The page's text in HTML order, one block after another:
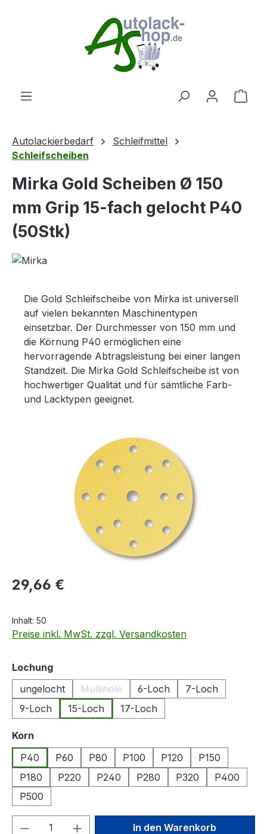
Autolackierbedarf
Schleifmittel
Schleifscheiben
Mirka Gold Scheiben Ø 150
mm Grip 15-fach gelocht P40
(50Stk)
Die Gold Schleifscheibe von Mirka ist universell
auf vielen bekannten Maschinentypen
einsetzbar. Der Durchmesser von 150 mm und
die Körnung P40 ermöglichen eine
hervorragende Abtragsleistung bei einer langen
Standzeit. Die Mirka Gold Schleifscheibe ist von
hochwertiger Qualität und für sämtliche Farb-
und Lacktypen geeignet.
Bildergalerie überspringen
Regulärer Preis:
29,66 €
Inhalt: 50
Preise inkl. MwSt. zzgl. Versandkosten
Lochungauswählen
ungelocht
Multihole
(Diese Option ist zurzeit nicht verfügbar.)
6-Loch
7-Loch
9-Loch
15-Loch 17-Loch
Korn
P40
P60 P80 P100 P120
P150
P180
P220 P240 P280 P320
P400
P500
Produkt Anzahl: Gib denIn den Warenkorb